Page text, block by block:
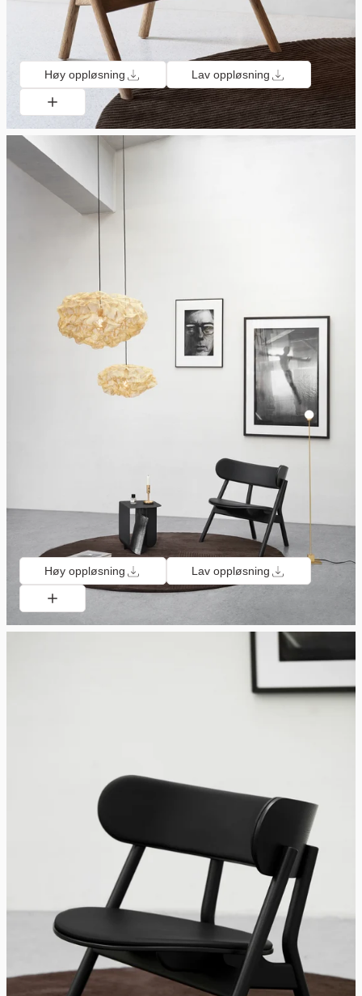
Høy oppløsning Lav oppløsning
Høy oppløsning Lav oppløsning